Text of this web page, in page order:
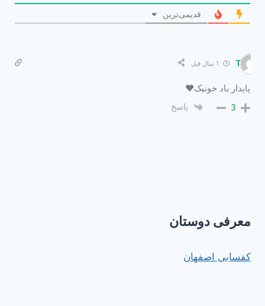
قدیمی‌ترین
Tik
پایدار باد خونیک❤️
3 پاسخ
معرفی دوستان
کفسابی اصفهان